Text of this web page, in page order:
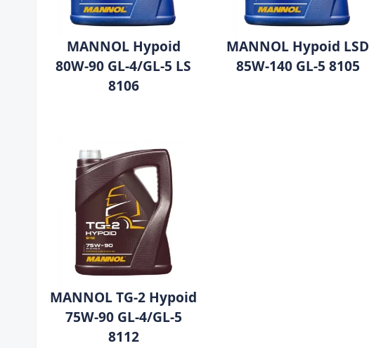
MANNOL Hypoid
80W-90 GL-4/GL-5 LS
8106
MANNOL Hypoid LSD
85W-140 GL-5 8105
MANNOL TG-2 Hypoid
75W-90 GL-4/GL-5
8112